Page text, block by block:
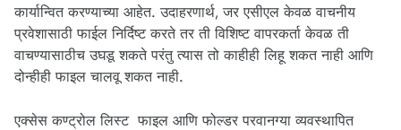
कार्यान्वित करण्याच्या आहेत. उदाहरणार्थ, जर एसीएल केवळ वाचनीय
प्रवेशासाठी फाईल निर्दिष्ट करते तर ती विशिष्ट वापरकर्ता केवळ ती
वाचण्यासाठीच उघडू शकते परंतु त्यास तो काहीही लिहू शकत नाही आणि
दोन्हीही फाइल चालवू शकत नाही.
एक्सेस कण्ट्रोल लिस्ट फाइल आणि फोल्डर परवानग्या व्यवस्थापित